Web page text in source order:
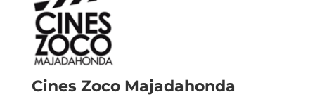
Cines Zoco Majadahonda